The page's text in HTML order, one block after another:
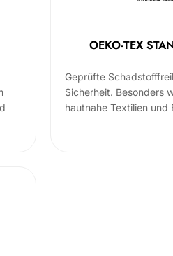
OEKO-TEX
Geprüfte
Sicherheit. Besonders
hautnahe Textilien und